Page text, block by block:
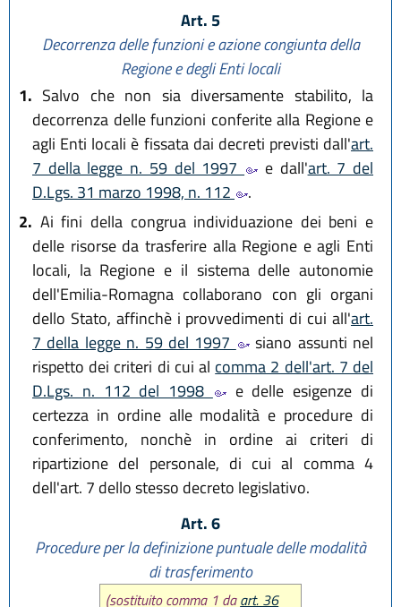
Art. 5
Decorrenza delle funzioni e azione congiunta della
Regione e degli Enti locali
1. Salvo che non sia diversamente stabilito, la
decorrenza delle funzioni conferite alla Regione e
agli Enti locali è fissata dai decreti previsti dall'art.
7 della legge n. 59 del 1997
e dall'art. 7 del
D.Lgs. 31 marzo 1998, n. 112
.
2. Ai fini della congrua individuazione dei beni e
delle risorse da trasferire alla Regione e agli Enti
locali, la Regione e il sistema delle autonomie
dell'Emilia-Romagna collaborano con gli organi
dello Stato, affinchè i provvedimenti di cui all'art.
7 della legge n. 59 del 1997
siano assunti nel
rispetto dei criteri di cui al comma 2 dell'art. 7 del
D.Lgs. n. 112 del 1998
e delle esigenze di
certezza in ordine alle modalità e procedure di
conferimento, nonchè in ordine ai criteri di
ripartizione del personale, di cui al comma 4
dell'art. 7 dello stesso decreto legislativo.
Art. 6
Procedure per la definizione puntuale delle modalità
di trasferimento
(sostituito comma 1 daart. 36